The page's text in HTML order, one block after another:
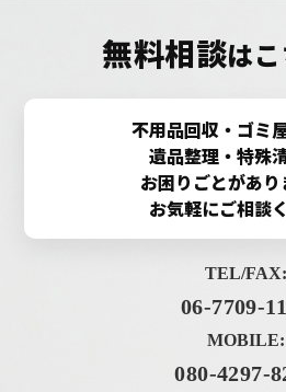
無料相談は
不用品回収・ゴミ
遺品整理・特殊
お困りごとがあり
お気軽にご相談
TEL/FAX:
06-7709-
MOBILE:
080-4297-